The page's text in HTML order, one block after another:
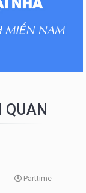
Parttime